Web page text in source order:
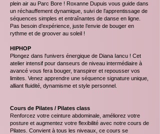
plein air au Parc Bore ! Roxanne Dupuis vous guide dans
un réchauffement dynamique, suivi de l’apprentissage de
séquences simples et entraînantes de danse en ligne.
Pas besoin d’expérience, juste l’envie de bouger en
rythme et de groover au soleil !
HIPHOP
Plongez dans l'univers énergique de Diana Iancu ! Cet
atelier intensif pour danseurs de niveau intermédiaire à
avancé vous fera bouger, transpirer et repousser vos
limites. Venez apprendre une séquence signature unique,
alliant fluidité, dynamisme et style personnel.
Cours de Pilates / Pilates class
Renforcez votre ceinture abdominale, améliorez votre
posture et augmentez votre flexibilité avec notre cours de
Pilates. Convient à tous les niveaux, ce cours se